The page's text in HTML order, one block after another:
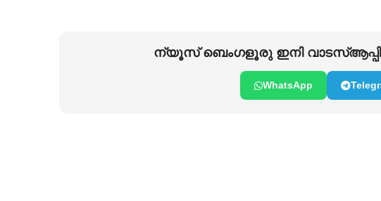
ന്യൂസ് ബെംഗളൂരു ഇനി
WhatsApp